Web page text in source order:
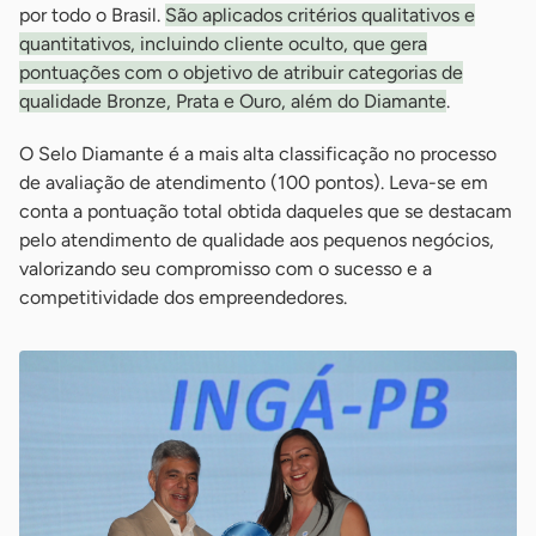
por todo o Brasil. São aplicados critérios qualitativos e
quantitativos, incluindo cliente oculto, que gera
pontuações com o objetivo de atribuir categorias de
qualidade Bronze, Prata e Ouro, além do Diamante.
O Selo Diamante é a mais alta classificação no processo
de avaliação de atendimento (100 pontos). Leva-se em
conta a pontuação total obtida daqueles que se destacam
pelo atendimento de qualidade aos pequenos negócios,
valorizando seu compromisso com o sucesso e a
competitividade dos empreendedores.